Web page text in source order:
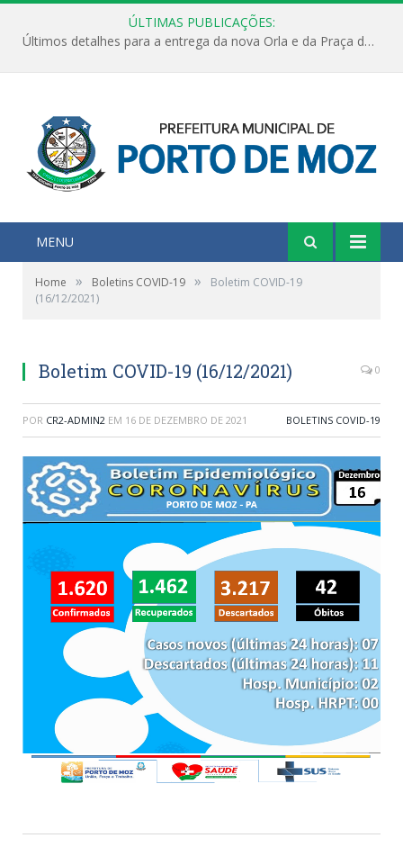
ÚLTIMAS PUBLICAÇÕES:
Últimos detalhes para a entrega da nova Orla e da Praça do Praião
MENU
Home » Boletins COVID-19 »
Boletim COVID-19
(16/12/2021)
Boletim COVID-19 (16/12/2021) 0
POR CR2-ADMIN2 EM 16 DE DEZEMBRO DE 2021 BOLETINS COVID-19